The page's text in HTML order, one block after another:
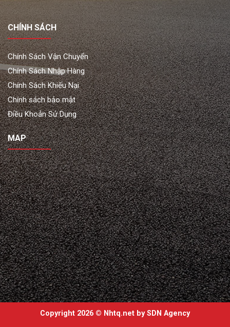
CHÍNH SÁCH
Chính Sách Vận Chuyển
Chính Sách Nhập Hàng
Chính Sách Khiếu Nại
Chính sách bảo mật
Điều Khoản Sử Dụng
MAP
Copyright 2026 © Nhtq.net bySDN Agency